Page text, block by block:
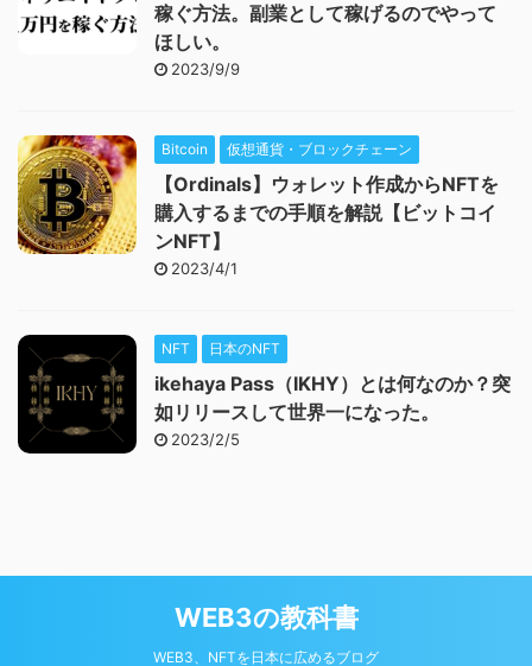
稼ぐ方法。副業として稼げるのでやって
ほしい。
2023/9/9
Bitcoin 仮想通貨・ブロックチェーン
【Ordinals】ウォレット作成からNFTを
購入するまでの手順を解説【ビットコイ
ンNFT】
2023/4/1
NFT 日本のNFT
ikehaya Pass（IKHY）とは何なのか？突
如リリースして世界一になった。
2023/2/5
WEB3の教科書
WEB3、NFTを日本に広めるブログ